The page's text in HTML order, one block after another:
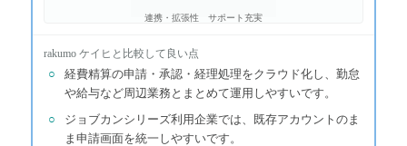
サポート充実
連携・拡張性
rakumo ケイヒ と比較して良い点
○
経費精算の申請・承認・経理処理をクラウド化し、勤怠
や給与など周辺業務とまとめて運用しやすいです。
○
ジョブカンシリーズ利用企業では、既存アカウントのま
ま申請画面を統一しやすいです。